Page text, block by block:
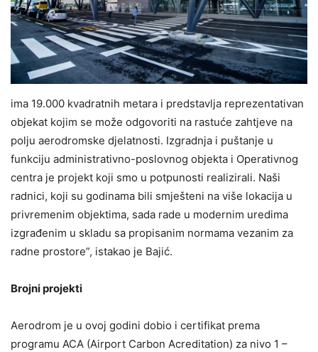
ima 19.000 kvadratnih metara i predstavlja reprezentativan
objekat kojim se može odgovoriti na rastuće zahtjeve na
polju aerodromske djelatnosti. Izgradnja i puštanje u
funkciju administrativno-poslovnog objekta i Operativnog
centra je projekt koji smo u potpunosti realizirali. Naši
radnici, koji su godinama bili smješteni na više lokacija u
privremenim objektima, sada rade u modernim uredima
izgrađenim u skladu sa propisanim normama vezanim za
radne prostore”, istakao je Bajić.
Brojni projekti
Aerodrom je u ovoj godini dobio i certifikat prema
programu ACA (Airport Carbon Acreditation) za nivo 1 –